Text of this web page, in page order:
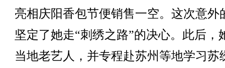
亮相庆阳香包节便销售一空。这次意外
坚定了她走“刺绣之路”的决心。此后，
当地老艺人，并专程赴苏州等地学习苏